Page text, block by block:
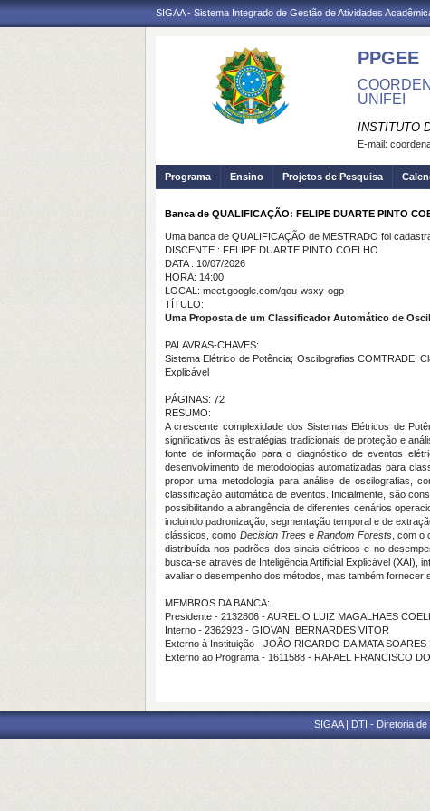
SIGAA - Sistema Integrado de Gestão de Atividades
PPGEE
UNIFEI
INSTITUTO
E-mail:
Programa Ensino Projetos de Pesquisa
Banca de QUALIFICAÇÃO: FELIPE DUARTE PINTO
Uma banca de QUALIFICAÇÃO de MESTRADO foi
DISCENTE : FELIPE DUARTE PINTO COELHO
DATA : 10/07/2026
HORA: 14:00
LOCAL: meet.google.com/qou-wsxy-ogp
TÍTULO:
Uma Proposta de um Classificador Automático de
PALAVRAS-CHAVES:
Sistema Elétrico de Potência; Oscilografias COMTRADE;
Explicável
PÁGINAS: 72
RESUMO:
A crescente complexidade dos Sistemas Elétricos de
significativos às estratégias tradicionais de proteção e
fonte de informação para o diagnóstico de eventos
desenvolvimento de metodologias automatizadas para
propor uma metodologia para análise de oscilografias,
classificação automática de eventos. Inicialmente, são
possibilitando a abrangência de diferentes cenários
incluindo padronização, segmentação temporal e de
clássicos, como Decision TreeseRandom Forests, com o
distribuída nos padrões dos sinais elétricos e no
busca-se através de Inteligência Artificial Explicável (XAI),
avaliar o desempenho dos métodos, mas também
MEMBROS DA BANCA:
Presidente - 2132806 - AURELIO LUIZ MAGALHAES
Interno - 2362923 - GIOVANI BERNARDES VITOR
Externo à Instituição - JOÃO RICARDO DA MATA
Externo ao Programa - 1611588 - RAFAEL FRANCISCO
SIGAA | DTI - Diretoria